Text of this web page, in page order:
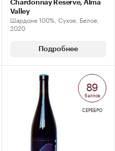
Chardonnay Reserve, Alma
Valley
Шардоне 100%, Сухое, Белое,
2020
Подробнее
89
баллов
СЕРЕБРО